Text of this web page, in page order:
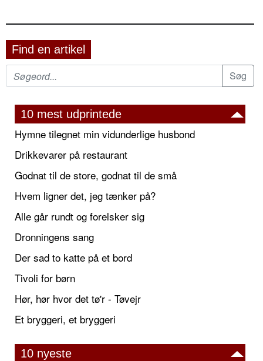
Find en artikel
10 mest udprintede
Hymne tilegnet min vidunderlige husbond
Drikkevarer på restaurant
Godnat til de store, godnat til de små
Hvem ligner det, jeg tænker på?
Alle går rundt og forelsker sig
Dronningens sang
Der sad to katte på et bord
Tivoli for børn
Hør, hør hvor det tø'r - Tøvejr
Et bryggeri, et bryggeri
10 nyeste